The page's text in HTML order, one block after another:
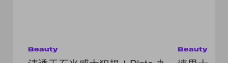
Beauty Beauty